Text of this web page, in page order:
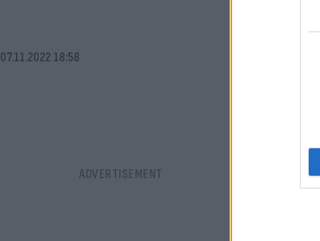
07.11.2022 18:58